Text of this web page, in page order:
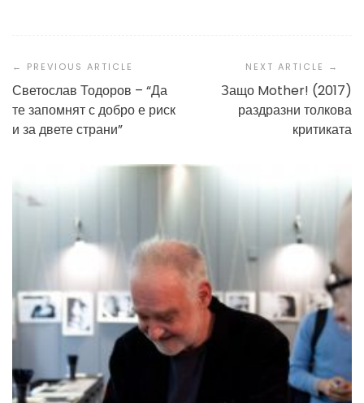
Navigation
Светослав Тодоров – “Да
те запомнят с добро е риск
и за двете страни”
Защо Mother! (2017)
раздразни толкова
критиката